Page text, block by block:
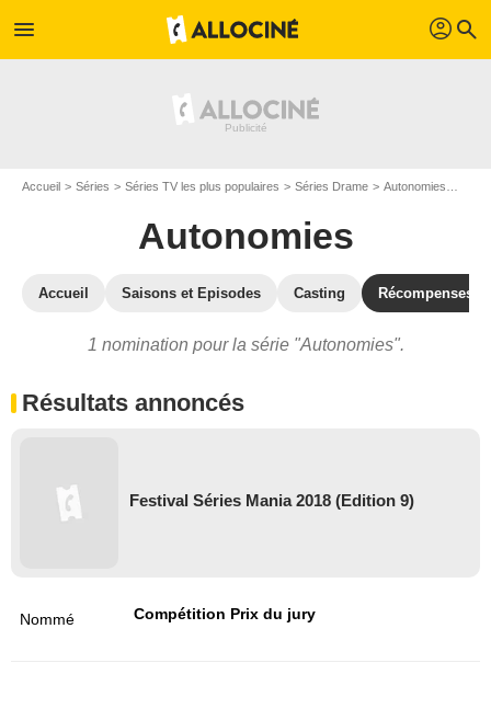
menu profil search
Accueil Séries Séries TV les plus populaires Séries Drame Autonomies
Autonomies
Accueil Saisons et Episodes Casting Récompenses
1 nomination pour la série "Autonomies".
Résultats annoncés
Festival Séries Mania 2018 (Edition 9)
Nommé Compétition Prix du jury